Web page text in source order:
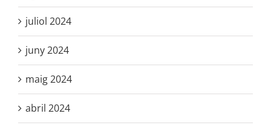
juliol 2024
juny 2024
maig 2024
abril 2024